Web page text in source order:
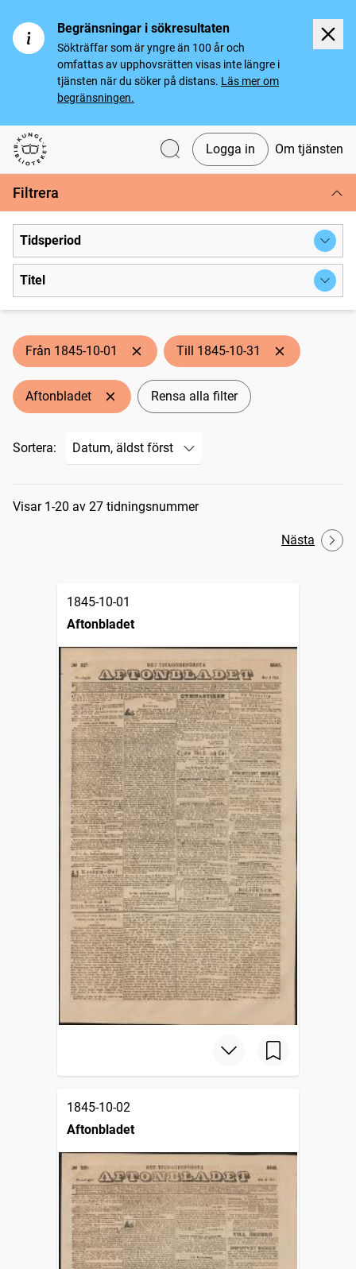
Begränsningar i sökresultaten
Sökträffar som är yngre än 100 år och
omfattas av upphovsrätten visas inte längre i
tjänsten när du söker på distans. Läs mer om
begränsningen.
Svenska tidningar
Logga in Om tjänsten
Filtrera
Tidsperiod
Titel
Från 1845-10-01 Till 1845-10-31
Aftonbladet Rensa alla filter
Sortera:
Sökresultat
Visar 1-20 av 27 tidningsnummer
Nästa
1845-10-01
Aftonbladet
1845-10-02
Aftonbladet